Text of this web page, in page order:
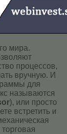
мира.
процессов,
вручную. И
для
называются
), или просто
встретить и